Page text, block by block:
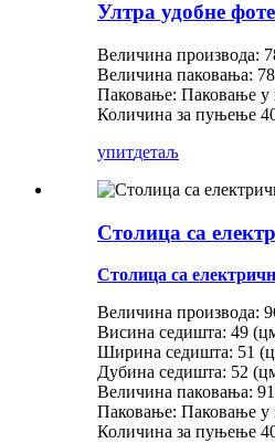
Ултра удобне
Величина
Величина паковања:
Паковање: Паковање у
Количина за пуњење
упитдетаљ
Столица са
Столица са
Величина
Висина седишта: 49
Ширина седишта: 51
Дубина седишта: 52
Величина паковања:
Паковање: Паковање у
Количина за пуњење